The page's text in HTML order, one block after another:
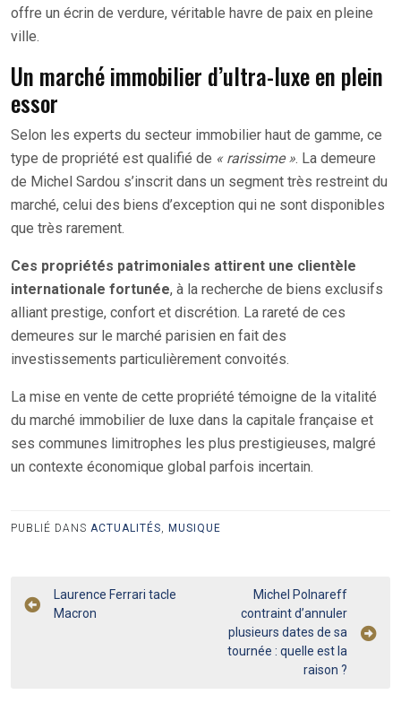
offre un écrin de verdure, véritable havre de paix en pleine
ville.
Un marché immobilier d’ultra-luxe en plein
essor
Selon les experts du secteur immobilier haut de gamme, ce
type de propriété est qualifié de « rarissime ». La demeure
de Michel Sardou s’inscrit dans un segment très restreint du
marché, celui des biens d’exception qui ne sont disponibles
que très rarement.
Ces propriétés patrimoniales attirent une clientèle
internationale fortunée, à la recherche de biens exclusifs
alliant prestige, confort et discrétion. La rareté de ces
demeures sur le marché parisien en fait des
investissements particulièrement convoités.
La mise en vente de cette propriété témoigne de la vitalité
du marché immobilier de luxe dans la capitale française et
ses communes limitrophes les plus prestigieuses, malgré
un contexte économique global parfois incertain.
PUBLIÉ DANS ACTUALITÉS, MUSIQUE
Navigation
Laurence Ferrari tacle
Macron
Michel Polnareff
contraint d’annuler
plusieurs dates de sa
tournée : quelle est la
raison ?